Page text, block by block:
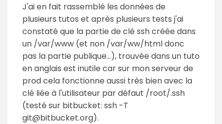
J'ai en fait rassemblé les données de
plusieurs tutos et après plusieurs tests j'ai
constaté que la partie de clé ssh créée dans
un /var/www (et non /var/ww/html donc
pas la partie publique...), trouvée dans un tuto
en anglais est inutile car sur mon serveur de
prod cela fonctionne aussi très bien avec la
clé liée à l'utilisateur par défaut /root/.ssh
(testé sur bitbucket: ssh -T
git@bitbucket.org).